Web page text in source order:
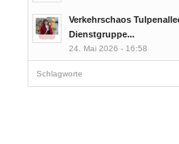
Verkehrschaos
Dienstgruppe...
24. Mai 2026 - 16:58
Schlagworte